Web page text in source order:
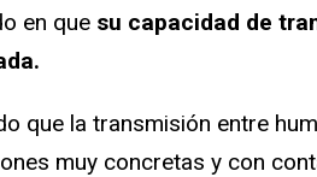
en que su capacidad de
que la transmisión entre
muy concretas y con